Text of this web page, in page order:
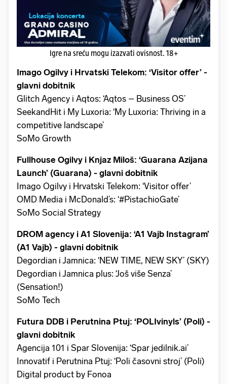
Igre na sreću mogu izazvati ovisnost. 18+
Imago Ogilvy i Hrvatski Telekom: ‘Visitor offer’ -
glavni dobitnik
Glitch Agency i Aqtos: ‘Aqtos – Business OS’
SeekandHit i My Luxoria: ‘My Luxoria: Thriving in a
competitive landscape’
SoMo Growth
Fullhouse Ogilvy i Knjaz Miloš: ‘Guarana Azijana
Launch’ (Guarana) - glavni dobitnik
Imago Ogilvy i Hrvatski Telekom: ‘Visitor offer’
OMD Media i McDonald’s: ‘#PistachioGate’
SoMo Social Strategy
DROM agency i A1 Slovenija: ‘A1 Vajb Instagram’
(A1 Vajb) - glavni dobitnik
Degordian i Jamnica: ‘NEW TIME, NEW SKY’ (SKY)
Degordian i Jamnica plus: ‘Još više Senza’
(Sensation!)
SoMo Tech
Futura DDB i Perutnina Ptuj: ‘POLIvinyls’ (Poli) -
glavni dobitnik
Agencija 101 i Spar Slovenija: ‘Spar jedilnik.ai’
Innovatif i Perutnina Ptuj: ‘Poli časovni stroj’ (Poli)
Digital product by Fonoa